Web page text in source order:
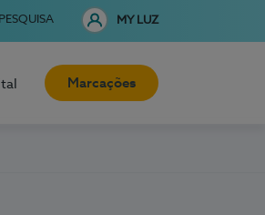
PESQUISA MY LUZ
Marcações